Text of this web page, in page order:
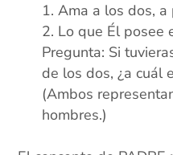
Ama a los dos, a
Lo que Él posee
Pregunta: Si
de los dos, ¿a cuál
(Ambos
hombres.)